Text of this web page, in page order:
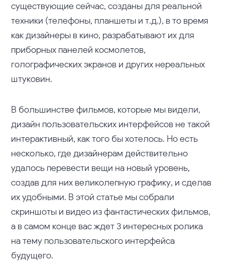
существующие сейчас, созданы для реальной
техники (телефоны, планшеты и т.д.), в то время
как дизайнеры в кино, разрабатывают их для
приборных панелей космолетов,
голографических экранов и других нереальных
штуковин.
В большинстве фильмов, которые мы видели,
дизайн пользовательских интерфейсов не такой
интерактивный, как того бы хотелось. Но есть
несколько, где дизайнерам действительно
удалось перевести вещи на новый уровень,
создав для них великолепную графику, и сделав
их удобными. В этой статье мы собрали
скриншоты и видео из фантастических фильмов,
а в самом конце вас ждет 3 интересных ролика
на тему пользовательского интерфейса
будущего.